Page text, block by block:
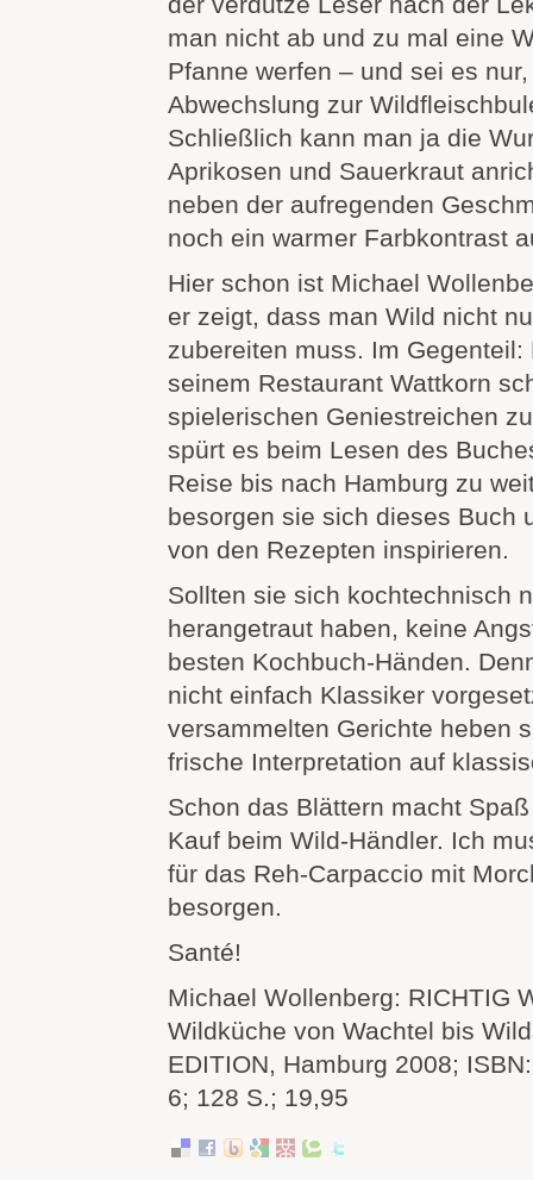
man nicht ab und zu mal eine
Pfanne werfen – und sei es
Abwechslung zur
Schließlich kann man ja die
Aprikosen und Sauerkraut
neben der aufregenden
noch ein warmer Farbkontrast
Hier schon ist Michael
er zeigt, dass man Wild nicht
zubereiten muss. Im
seinem Restaurant Wattkorn
spielerischen Geniestreichen
spürt es beim Lesen des
Reise bis nach Hamburg zu
besorgen sie sich dieses Buch
von den Rezepten inspirieren.
Sollten sie sich kochtechnisch
herangetraut haben, keine
besten Kochbuch-Händen.
nicht einfach Klassiker
versammelten Gerichte heben
frische Interpretation auf
Schon das Blättern macht
Kauf beim Wild-Händler. Ich
für das Reh-Carpaccio mit
besorgen.
Santé!
Michael Wollenberg: RICHTIG
Wildküche von Wachtel bis
EDITION, Hamburg 2008;
6; 128 S.; 19,95